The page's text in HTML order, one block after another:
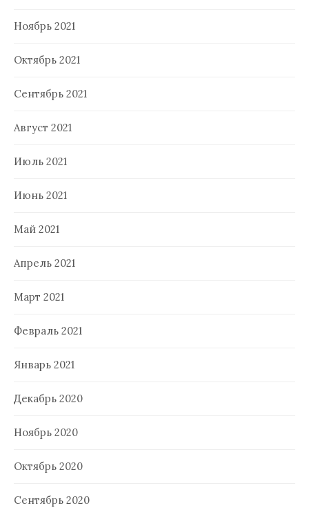
Ноябрь 2021
Октябрь 2021
Сентябрь 2021
Август 2021
Июль 2021
Июнь 2021
Май 2021
Апрель 2021
Март 2021
Февраль 2021
Январь 2021
Декабрь 2020
Ноябрь 2020
Октябрь 2020
Сентябрь 2020